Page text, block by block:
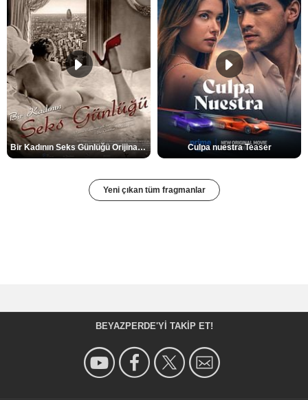
Bir Kadının Seks Günlüğü Orijinal Fragman Culpa nuestra Teaser
Yeni çıkan tüm fragmanlar
BEYAZPERDE'YI TAKIP ET!